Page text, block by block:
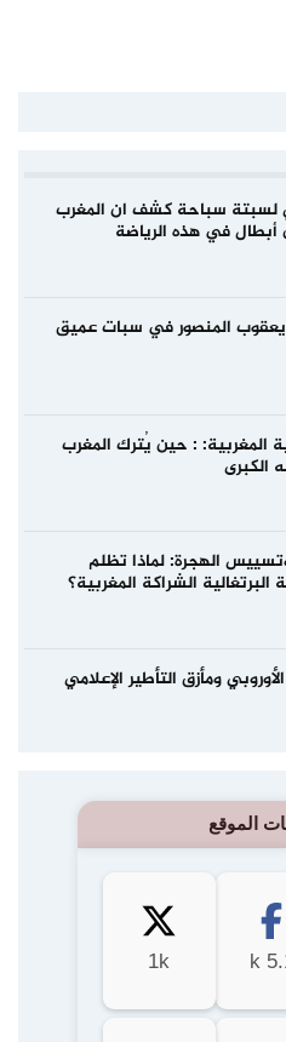
لسبتة سباحة كشف ان المغرب
في هذه الرياضة
المنصور في سبات عميق
المغربية: : حين يُترك المغرب
الكبرى
2030 وتسييس الهجرة: لماذا تظلم
البرتغالية الشراكة المغربية؟
ومأزق التأطير الإعلامي
الموقع
1k